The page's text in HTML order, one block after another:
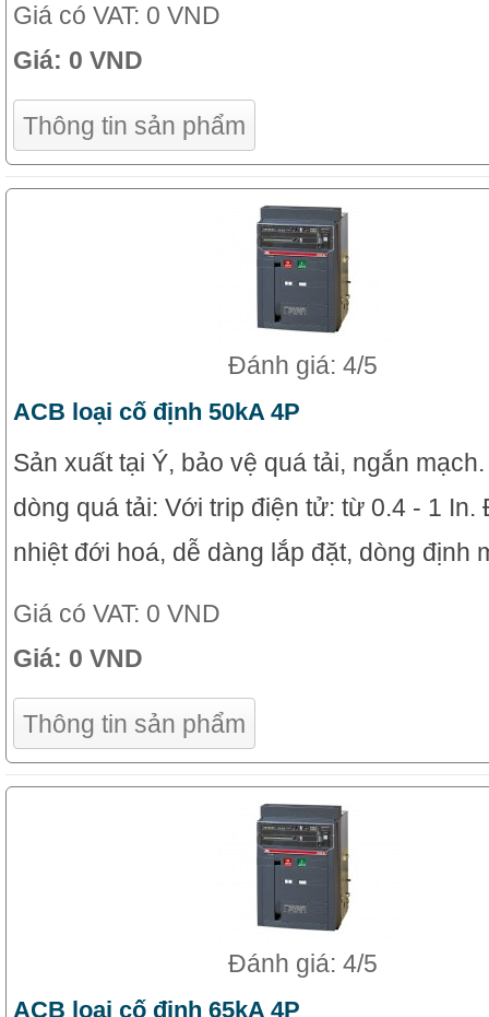
Giá có VAT: 0 VND
Giá: 0 VND
Thông tin sản phẩm
Đánh giá: 4/5
ACB loại cố định 50kA 4P
Sản xuất tại Ý, bảo vệ quá tải, ngắn
dòng quá tải: Với trip điện tử: từ 0.4 - 1
nhiệt đới hoá, dễ dàng lắp đặt, dòng định
Giá có VAT: 0 VND
Giá: 0 VND
Thông tin sản phẩm
Đánh giá: 4/5
ACB loại cố định 65kA 4P